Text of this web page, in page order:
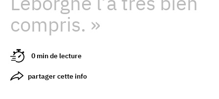
compris. »
0 min de lecture
partager cette info